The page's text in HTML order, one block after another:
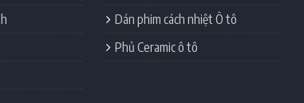
Dán phim cách nhiệt Ô tô
Phủ Ceramic ô tô